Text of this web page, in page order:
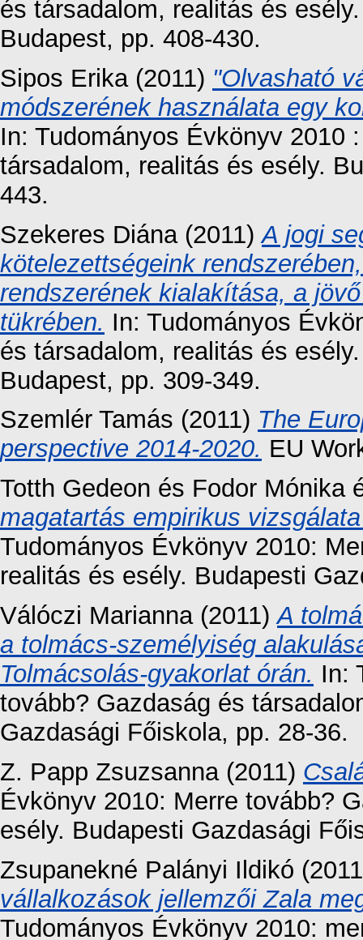
és társadalom, realitás és
Budapest, pp. 408-430.
Sipos Erika(2011) "Olvasható
módszerének használata egy
In: Tudományos Évkönyv 2010
társadalom, realitás és esély.
443.
Szekeres Diána(2011)A jogi
kötelezettségeink
rendszerének kialakítása, a
tükrében. In: Tudományos
és társadalom, realitás és
Budapest, pp. 309-349.
Szemlér Tamás (2011) The
perspective 2014-2020. EU
Totth Gedeon és Fodor Mónika
magatartás empirikus
Tudományos Évkönyv 2010:
realitás és esély. Budapesti
Válóczi Marianna(2011)A
a tolmács-személyiség
Tolmácsolás-gyakorlat órán. In:
tovább? Gazdaság és
Gazdasági Főiskola, pp. 28-36.
Z. Papp Zsuzsanna(2011)
Évkönyv 2010: Merre tovább?
esély. Budapesti Gazdasági
Zsupanekné Palányi Ildikó
vállalkozások jellemzői Zala
Tudományos Évkönyv 2010: